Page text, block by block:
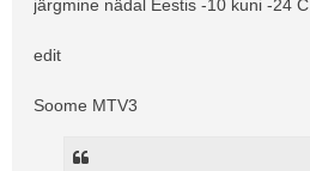
s
järgmine nädal Eestis -10 kuni -24 C
edit
Soome MTV3